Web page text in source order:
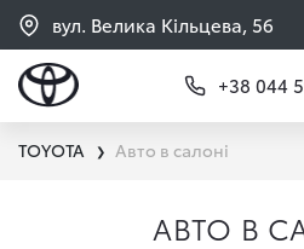
вул. Велика Кільцева, 56
+38 044
TOYOTA ❯ Авто в салоні
АВТО В